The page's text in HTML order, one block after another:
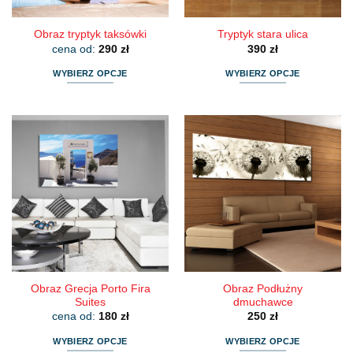
produktu
Obraz tryptyk taksówki
cena od: 290 zł
WYBIERZ OPCJE
wiele
wariantów.
Opcje
można
wybrać
na
stronie
produktu
Tryptyk stara ulica
390 zł
WYBIERZ OPCJE
ma
wiele
wariantów.
Opcje
wybrać
na
stronie
produktu
Obraz Grecja Porto Fira
Suites
cena od: 180 zł
WYBIERZ OPCJE
Obraz Podłużny
dmuchawce
250 zł
WYBIERZ OPCJE